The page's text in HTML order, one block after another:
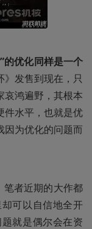
的优化同样是一个
》发售到现在，只
哀鸿遍野，其根本
件水平，也就是优
因为优化的问题而
笔者近期的大作都
可以自信地全开
就是偶尔会在资